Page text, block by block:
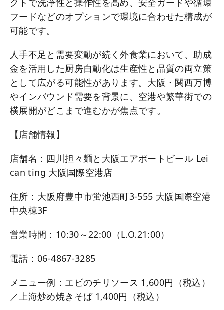
フードなどのオプションで環境に合わせた構成が
可能です。
人手不足と需要変動が続く外食業において、助成
金を活用した厨房自動化は生産性と品質の両立策
として広がる可能性があります。大阪・関西万博
やインバウンド需要を背景に、空港や繁華街での
横展開がどこまで進むかが焦点です。
【店舗情報】
店舗名：四川担々麺と大阪エアポートビール Lei
can ting 大阪国際空港店
住所：大阪府豊中市蛍池西町3-555 大阪国際空港
中央棟3F
営業時間：10:30～22:00（L.O.21:00）
電話：06-4867-3285
メニュー例：エビのチリソース 1,600円（税込）
／上海炒め焼きそば 1,400円（税込）